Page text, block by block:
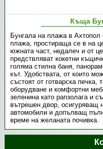
Къща
Бунгала на плажа в Ахтопол
плажа, простираща се в на
южната част, недалеч и от
предствляват кокетни
голяма стилна баня,
кът. Удобствата, от които
състоят от готварска печка,
оборудване и комфортни
зеленина като рапзолага и
вътрешен двор, осигуряващ
автомобили и допълващ
време на желаната почивка.